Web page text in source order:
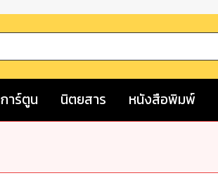
การ์ตูน นิตยสาร หนังสือพิมพ์